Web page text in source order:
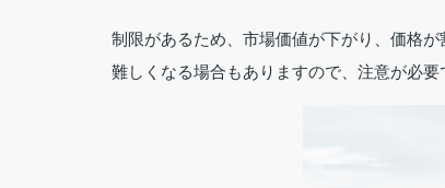
制限があるため、市場価値が下がり、価格
難しくなる場合もありますので、注意が必要